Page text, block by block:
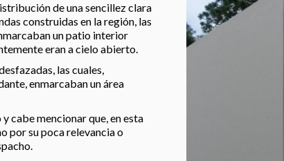
de una sencillez clara
construidas en la región, las
un patio interior
eran a cielo abierto.
las cuales,
enmarcaban un área
cabe mencionar que, en esta
por su poca relevancia o